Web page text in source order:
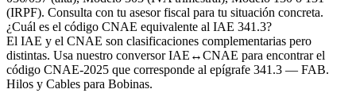
(IRPF). Consulta con tu asesor fiscal para tu situación concreta.
¿Cuál es el código CNAE equivalente al IAE 341.3?
El IAE y el CNAE son clasificaciones complementarias pero
distintas. Usa nuestro conversor IAE↔CNAE para encontrar el
código CNAE-2025 que corresponde al epígrafe 341.3 — FAB.
Hilos y Cables para Bobinas.